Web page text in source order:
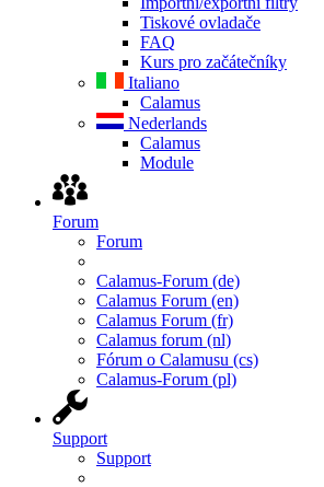
Tiskové ovladače
FAQ
Kurs pro začátečníky
Italiano
Calamus
Nederlands
Calamus
Module
Forum
Forum
Calamus-Forum (de)
Calamus Forum (en)
Calamus Forum (fr)
Calamus forum (nl)
Fórum o Calamusu (cs)
Calamus-Forum (pl)
Support
Support